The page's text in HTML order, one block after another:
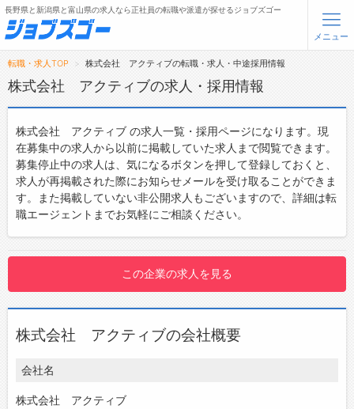
無料会員登録 ログイン
メニュー
トップ
詳細情報で求人を探す
転職支援サービスについて
転職ノウハウ(応募書類の書き方・面接対策など)
お問い合わせ
よくあるご質問
長野県と新潟県と富山県の求人なら正社員の転職や派遣が探せるジョブズゴー
メニュー
転職・求人TOP 株式会社 アクティブの転職・求人・中途採用情報
株式会社 アクティブの求人・採用情報
株式会社 アクティブ の求人一覧・採用ページになります。現
在募集中の求人から以前に掲載していた求人まで閲覧できます。
募集停止中の求人は、気になるボタンを押して登録しておくと、
求人が再掲載された際にお知らせメールを受け取ることができま
す。また掲載していない非公開求人もございますので、詳細は転
職エージェントまでお気軽にご相談ください。
この企業の求人を見る
株式会社 アクティブの会社概要
会社名
株式会社 アクティブ